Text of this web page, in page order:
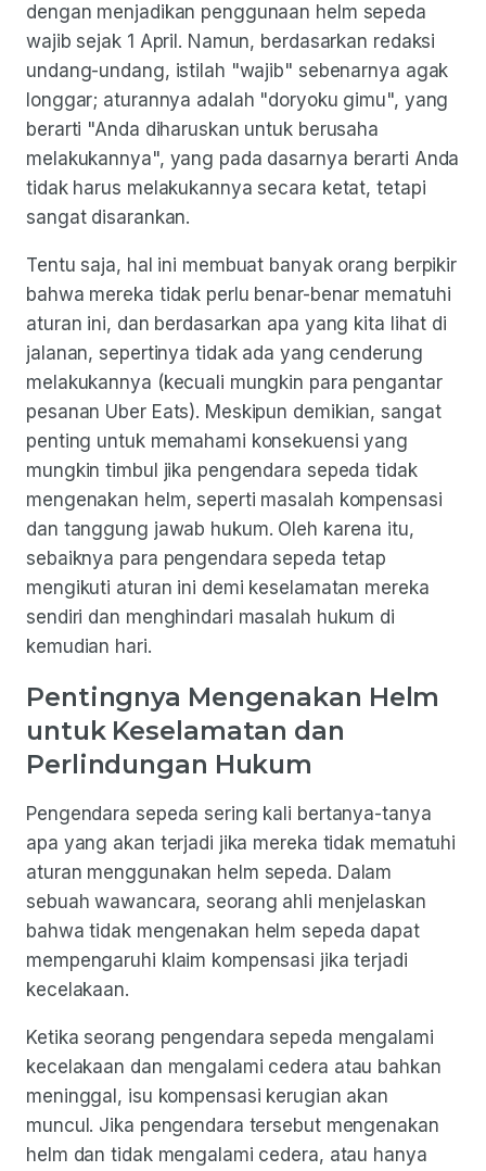
dengan menjadikan penggunaan helm sepeda
wajib sejak 1 April. Namun, berdasarkan redaksi
undang-undang, istilah "wajib" sebenarnya agak
longgar; aturannya adalah "doryoku gimu", yang
berarti "Anda diharuskan untuk berusaha
melakukannya", yang pada dasarnya berarti Anda
tidak harus melakukannya secara ketat, tetapi
sangat disarankan.
Tentu saja, hal ini membuat banyak orang berpikir
bahwa mereka tidak perlu benar-benar mematuhi
aturan ini, dan berdasarkan apa yang kita lihat di
jalanan, sepertinya tidak ada yang cenderung
melakukannya (kecuali mungkin para pengantar
pesanan Uber Eats). Meskipun demikian, sangat
penting untuk memahami konsekuensi yang
mungkin timbul jika pengendara sepeda tidak
mengenakan helm, seperti masalah kompensasi
dan tanggung jawab hukum. Oleh karena itu,
sebaiknya para pengendara sepeda tetap
mengikuti aturan ini demi keselamatan mereka
sendiri dan menghindari masalah hukum di
kemudian hari.
Pentingnya Mengenakan Helm
untuk Keselamatan dan
Perlindungan Hukum
Pengendara sepeda sering kali bertanya-tanya
apa yang akan terjadi jika mereka tidak mematuhi
aturan menggunakan helm sepeda. Dalam
sebuah wawancara, seorang ahli menjelaskan
bahwa tidak mengenakan helm sepeda dapat
mempengaruhi klaim kompensasi jika terjadi
kecelakaan.
Ketika seorang pengendara sepeda mengalami
kecelakaan dan mengalami cedera atau bahkan
meninggal, isu kompensasi kerugian akan
muncul. Jika pengendara tersebut mengenakan
helm dan tidak mengalami cedera, atau hanya